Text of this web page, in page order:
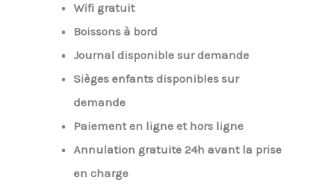
Wifi gratuit
Boissons à bord
Journal disponible sur demande
Sièges enfants disponibles sur
demande
Paiement en ligne et hors ligne
Annulation gratuite 24h avant la prise
en charge